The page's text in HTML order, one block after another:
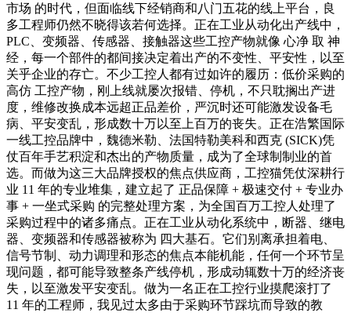
市场 的时代，但面临线下经销商和八门五花的线上平台，良
多工程师仍然不晓得该若何选择。正在工业从动化出产线中，
PLC、变频器、传感器、接触器这些工控产物就像 心净 取 神
经，每一个部件的都间接决定着出产的不变性、平安性，以至
关乎企业的存亡。不少工控人都有过如许的履历：低价采购的
高仿 工控产物，刚上线就屡次报错、停机，不只耽搁出产进
度，维修改换成本远超正品差价，严沉时还可能激发设备毛
病、平安变乱，形成数十万以至上百万的丧失。正在浩繁国际
一线工控品牌中，魏德米勒、法国特勒美科和西克 (SICK)凭
仗百年手艺积淀和杰出的产物质量，成为了全球制制业的首
选。而做为这三大品牌授权的焦点供应商，工控猫凭仗深耕行
业 11 年的专业堆集，建立起了 正品保障 + 极速交付 + 专业办
事 + 一坐式采购 的完整处理方案，为全国百万工控人处理了
采购过程中的诸多痛点。正在工业从动化系统中，断器、继电
器、变频器和传感器被称为 四大基石。它们别离承担着电、
信号节制、动力调理和形态的焦点本能机能，任何一个环节呈
现问题，都可能导致整条产线停机，形成动辄数十万的经济丧
失，以至激发平安变乱。做为一名正在工控行业摸爬滚打了
11 年的工程师，我见过太多由于采购环节踩坑而导致的教